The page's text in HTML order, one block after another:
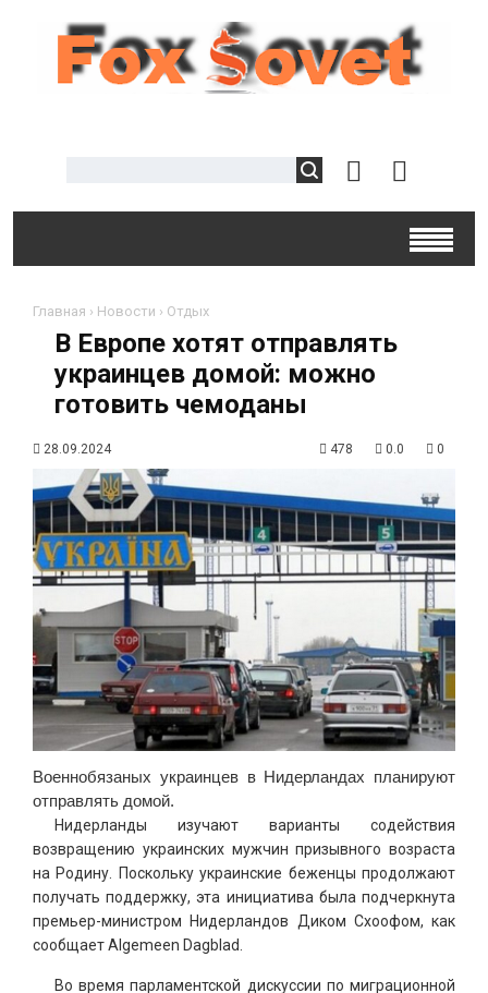
Главная › Новости › Отдых
В Европе хотят отправлять
украинцев домой: можно
готовить чемоданы
28.09.2024 478 0.0 0
Военнобязаных украинцев в Нидерландах планируют
отправлять домой.
Нидерланды изучают варианты содействия
возвращению украинских мужчин призывного возраста
на Родину. Поскольку украинские беженцы продолжают
получать поддержку, эта инициатива была подчеркнута
премьер-министром Нидерландов Диком Схоофом, как
сообщает Algemeen Dagblad.
Во время парламентской дискуссии по миграционной